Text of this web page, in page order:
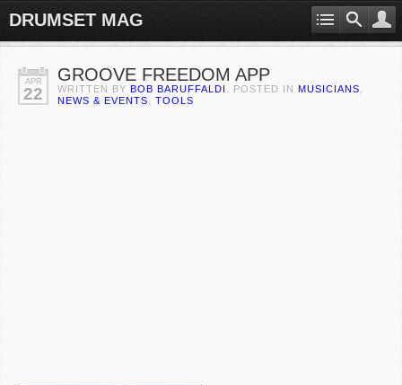
DRUMSET MAG
APR
22
GROOVE FREEDOM APP
WRITTEN BY BOB BARUFFALDI . POSTED IN MUSICIANS
NEWS & EVENTS
TOOLS